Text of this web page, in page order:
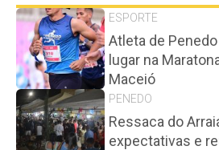
ESPORTE
Atleta de
lugar na
Maceió
PENEDO
Ressaca do
expectativas e